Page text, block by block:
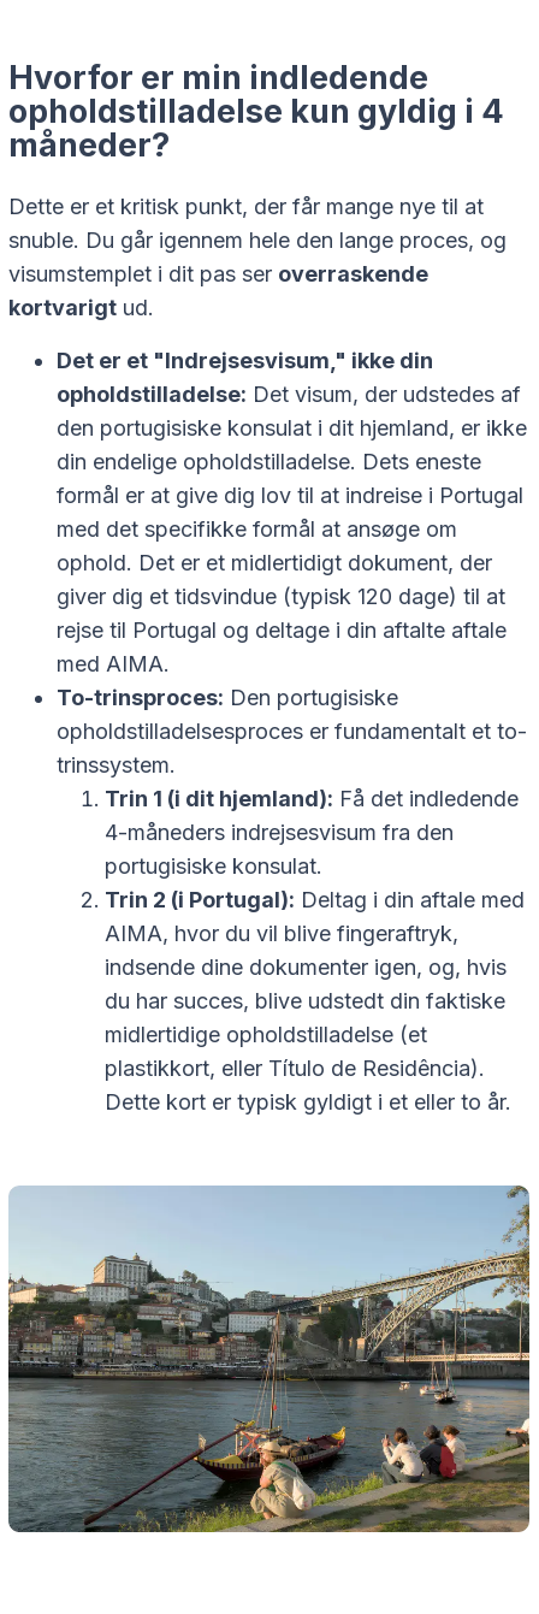
Hvorfor er min indledende
opholdstilladelse kun gyldig i 4
måneder?
Dette er et kritisk punkt, der får mange nye til at
snuble. Du går igennem hele den lange proces, og
visumstemplet i dit pas ser overraskende
kortvarigt ud.
Det er et "Indrejsesvisum," ikke din
opholdstilladelse: Det visum, der udstedes af
den portugisiske konsulat i dit hjemland, er ikke
din endelige opholdstilladelse. Dets eneste
formål er at give dig lov til at indreise i Portugal
med det specifikke formål at ansøge om
ophold. Det er et midlertidigt dokument, der
giver dig et tidsvindue (typisk 120 dage) til at
rejse til Portugal og deltage i din aftalte aftale
med AIMA.
To-trinsproces: Den portugisiske
opholdstilladelsesproces er fundamentalt et to-
trinssystem.
Trin 1 (i dit hjemland): Få det indledende
4-måneders indrejsesvisum fra den
portugisiske konsulat.
Trin 2 (i Portugal): Deltag i din aftale med
AIMA, hvor du vil blive fingeraftryk,
indsende dine dokumenter igen, og, hvis
du har succes, blive udstedt din faktiske
midlertidige opholdstilladelse (et
plastikkort, eller Título de Residência).
Dette kort er typisk gyldigt i et eller to år.